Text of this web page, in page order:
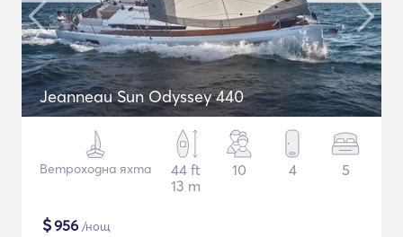
Jeanneau Sun Odyssey 440
Ветроходна яхта
44 ft
13 m
10 4 5
$956 /нощ